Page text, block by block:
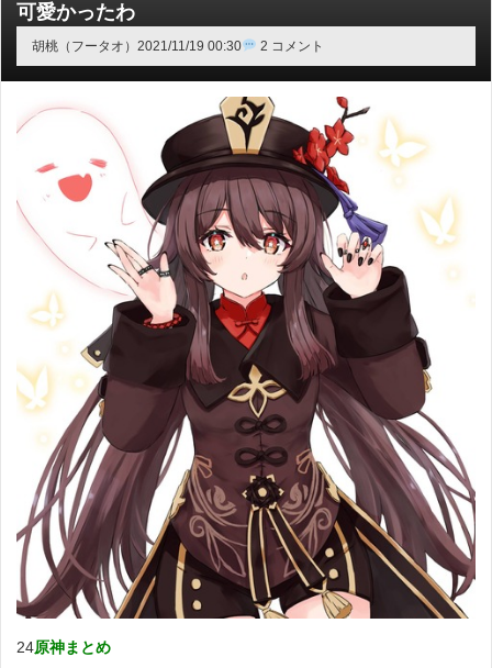
可愛かったわ
胡桃（フータオ） 2021/11/19 00:30 2 コメント
24原神まとめ